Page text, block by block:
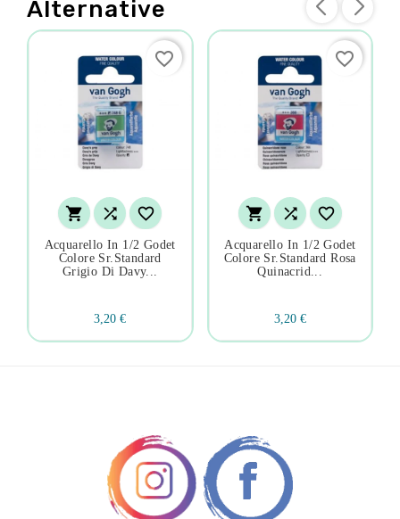
Alternative
  
Acquarello In 1/2 Godet
Colore Sr.standard
Grigio Di Davy...
3,20 €
favorite_border
  
Acquarello In 1/2 Godet
Colore Sr.standard Rosa
Quinacrid...
3,20 €
favorite_border